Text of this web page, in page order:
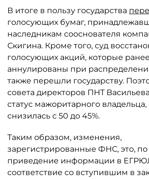
В итоге в пользу государства
голосующих бумаг,
наследникам сооснователя
Скигина. Кроме того, суд
голосующих акций, которые
аннулированы при
также перешли государству.
совета директоров ПНТ
статус мажоритарного владельца,
снизилась с 50 до 45%.
Таким образом, изменения,
зарегистрированные ФНС, это, по
приведение информации в
соответствие со вступившим в